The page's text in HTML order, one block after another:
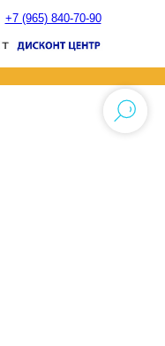
+7 (965) 840-70-90